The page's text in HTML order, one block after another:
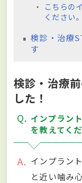
こちらの
ください。
検診・治療
す
検診・治療
した！
Q
インプラン
を教えてく
A
インプラン
と近い噛み